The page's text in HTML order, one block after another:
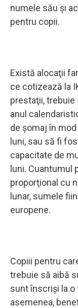
numele său și
pentru copii.
Există alocaţii
ce cotizează la
prestaţii, trebuie
anul
de şomaj în
luni, sau să fi
capacitate de
luni. Cuantumul
proporţional cu
lunar, sumele
europene.
Copiii pentru
trebuie să aibă
sunt înscrişi la o
asemenea,